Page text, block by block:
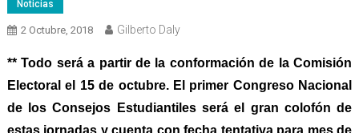
Noticias
2 Octubre, 2018 Gilberto Daly
**Todo será a partir de la conformación de la Comisión
Electoral el 15 de octubre. El primer Congreso Nacional
de los Consejos Estudiantiles será el gran colofón de